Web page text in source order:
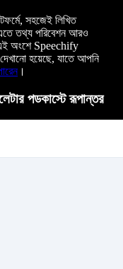
সহজেই লিখিত
তথ্য পরিবেশন আরও
অংশে Speechify
হয়েছে, যাতে আপনি
।
পডকাস্টে রূপান্তর